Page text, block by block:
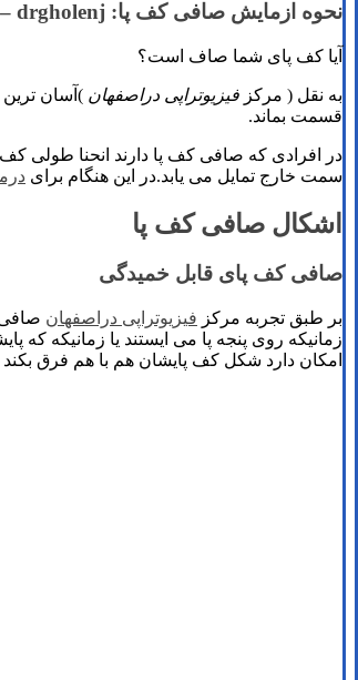
نحوه ازمایش صافی کف پا: drgholenj –
آیا کف پای شما صاف است؟
به نقل ( مرکز فیزیوتراپی دراصفهان )آسان
قسمت بماند.
در افرادی که صافی کف پا دارند انحنا طولی کف
سمت خارج تمایل می یابد.در این هنگام برای
اشکال صافی کف پا
صافی کف پای قابل خمیدگی
بر طبق تجربه مرکز فیزیوتراپی دراصفهان
زمانیکه روی پنجه پا می ایستند یا زمانیکه که
امکان دارد شکل کف پایشان هم با هم فرق بکند .شکل 1فیزیوتراپی